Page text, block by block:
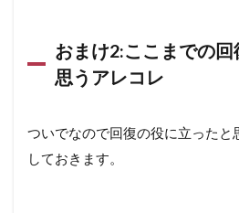
おまけ2:ここまでの
思うアレコレ
ついでなので回復の役に立ったと
しておきます。